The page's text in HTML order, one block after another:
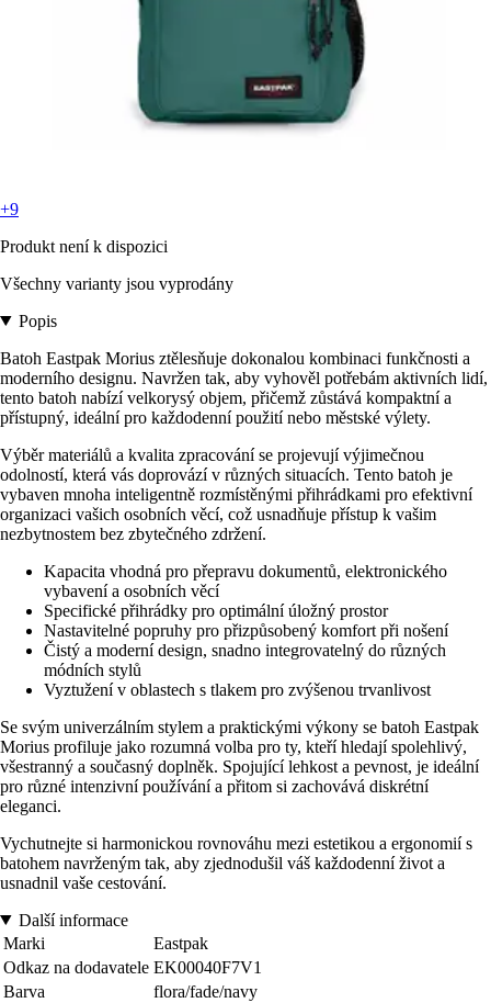
+9
Produkt není k dispozici
Všechny varianty jsou vyprodány
Popis
Batoh Eastpak Morius ztělesňuje dokonalou kombinaci funkčnosti a
moderního designu. Navržen tak, aby vyhověl potřebám aktivních lidí,
tento batoh nabízí velkorysý objem, přičemž zůstává kompaktní a
přístupný, ideální pro každodenní použití nebo městské výlety.
Výběr materiálů a kvalita zpracování se projevují výjimečnou
odolností, která vás doprovází v různých situacích. Tento batoh je
vybaven mnoha inteligentně rozmístěnými přihrádkami pro efektivní
organizaci vašich osobních věcí, což usnadňuje přístup k vašim
nezbytnostem bez zbytečného zdržení.
Kapacita vhodná pro přepravu dokumentů, elektronického
vybavení a osobních věcí
Specifické přihrádky pro optimální úložný prostor
Nastavitelné popruhy pro přizpůsobený komfort při nošení
Čistý a moderní design, snadno integrovatelný do různých
módních stylů
Vyztužení v oblastech s tlakem pro zvýšenou trvanlivost
Se svým univerzálním stylem a praktickými výkony se batoh Eastpak
Morius profiluje jako rozumná volba pro ty, kteří hledají spolehlivý,
všestranný a současný doplněk. Spojující lehkost a pevnost, je ideální
pro různé intenzivní používání a přitom si zachovává diskrétní
eleganci.
Vychutnejte si harmonickou rovnováhu mezi estetikou a ergonomií s
batohem navrženým tak, aby zjednodušil váš každodenní život a
usnadnil vaše cestování.
Další informace
Marki
Eastpak
Odkaz na dodavatele EK00040F7V1
Barva
flora/fade/navy